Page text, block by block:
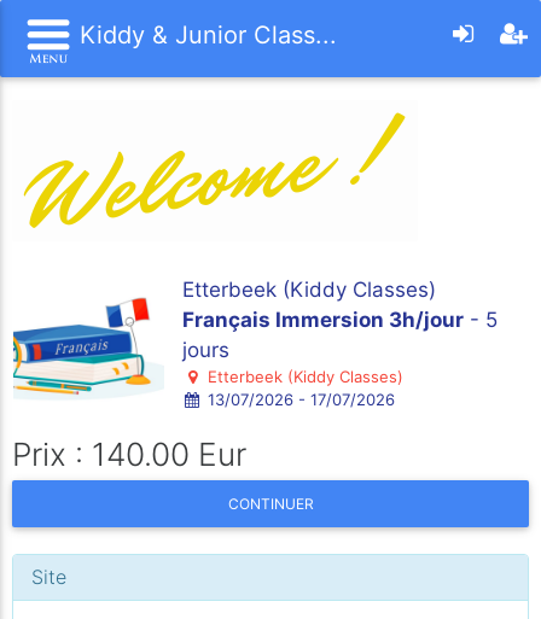
Kiddy & Junior Class...
Etterbeek (Kiddy Classes)
Français Immersion 3h/jour - 5
jours
Etterbeek (Kiddy Classes)
13/07/2026 - 17/07/2026
Prix : 140.00 Eur
CONTINUER
Site